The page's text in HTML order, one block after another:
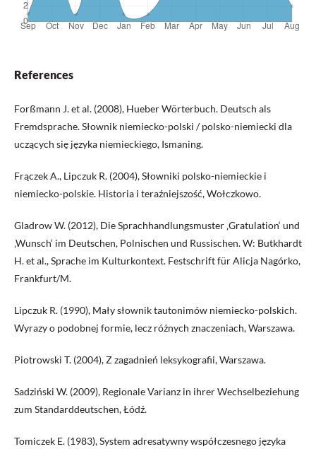
References
Forßmann J. et al. (2008), Hueber Wörterbuch. Deutsch als
Fremdsprache. Słownik niemiecko-polski / polsko-niemiecki dla
uczących się języka niemieckiego, Ismaning.
Frączek A., Lipczuk R. (2004), Słowniki polsko-niemieckie i
niemiecko-polskie. Historia i teraźniejszość, Wołczkowo.
Gladrow W. (2012), Die Sprachhandlungsmuster ‚Gratulation‘ und
‚Wunsch‘ im Deutschen, Polnischen und Russischen. W: Butkhardt
H. et al., Sprache im Kulturkontext. Festschrift für Alicja Nagórko,
Frankfurt/M.
Lipczuk R. (1990), Mały słownik tautonimów niemiecko-polskich.
Wyrazy o podobnej formie, lecz różnych znaczeniach, Warszawa.
Piotrowski T. (2004), Z zagadnień leksykografii, Warszawa.
Sadziński W. (2009), Regionale Varianz in ihrer Wechselbeziehung
zum Standarddeutschen, Łódź.
Tomiczek E. (1983), System adresatywny współczesnego języka